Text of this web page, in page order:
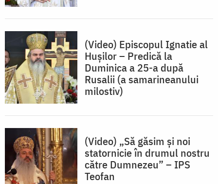
(Video) Episcopul Ignatie al
Hușilor – Predică la
Duminica a 25-a după
Rusalii (a samarineanului
milostiv)
(Video) „Să găsim și noi
statornicie în drumul nostru
către Dumnezeu” – IPS
Teofan